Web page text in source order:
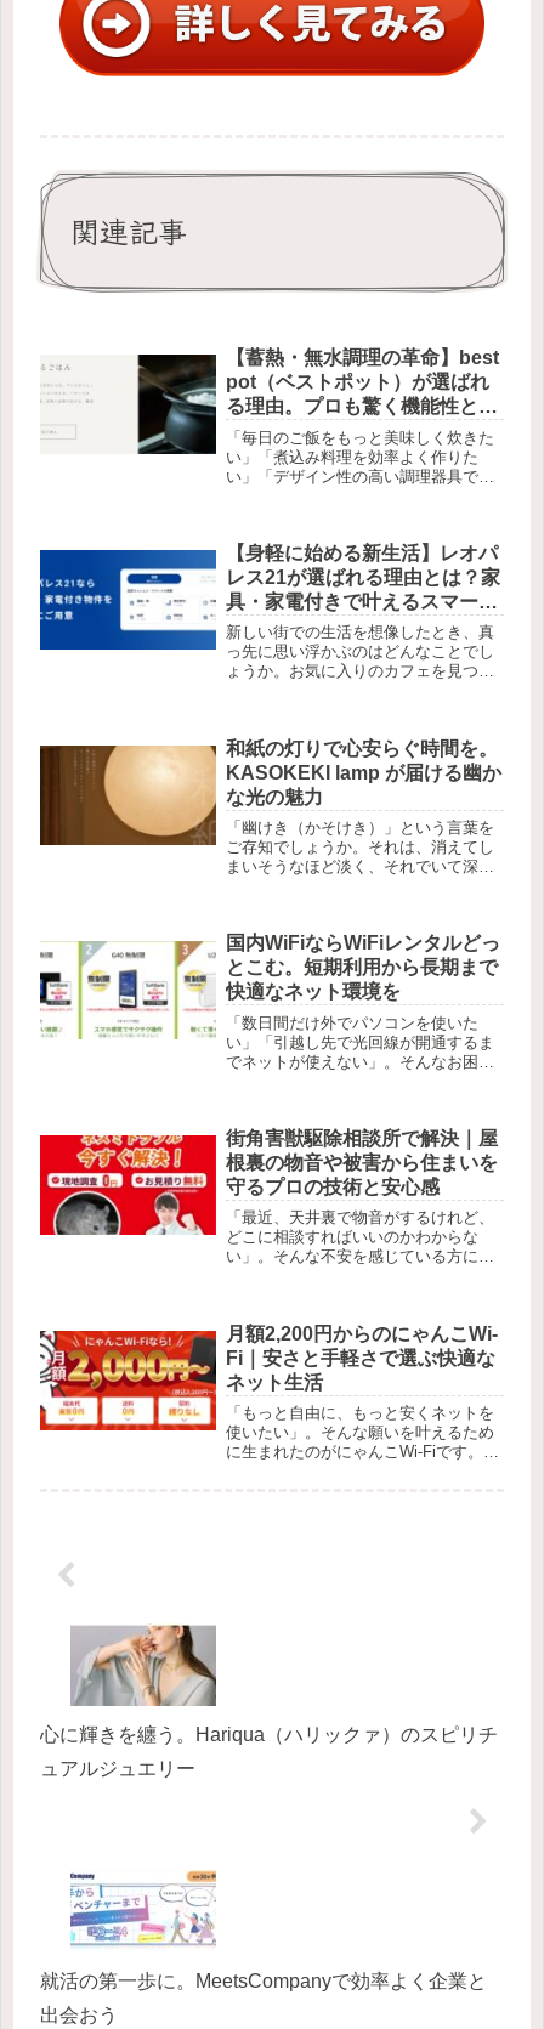
関連記事
【蓄熱・無水調理の革命】best
pot（ベストポット）が選ばれ
る理由。プロも驚く機能性と、
日々の料理を贅沢にする魅力を
徹底解説
「毎日のご飯をもっと美味しく炊きた
い」「煮込み料理を効率よく作りた
い」「デザイン性の高い調理器具でキ
き）と、精密な金属加工技術が融合し
て生ま...
【身軽に始める新生活】レオパ
レス21が選ばれる理由とは？家
具・家電付きで叶えるスマート
で安心な一人暮らしガイド
新しい街での生活を想像したとき、真
っ先に思い浮かぶのはどんなことでし
ょうか。お気に入りのカフェを見つけ
送の手配など、やるべきことに追われ
てしま...
和紙の灯りで心安らぐ時間を。
KASOKEKI lamp が届ける幽か
な光の魅力
「幽けき（かそけき）」という言葉を
ご存知でしょうか。それは、消えてし
まいそうなほど淡く、それでいて深い
そこにある、そんな優しい...
国内WiFiならWiFiレンタルどっ
とこむ。短期利用から長期まで
快適なネット環境を
「数日間だけ外でパソコンを使いた
い」「引越し先で光回線が開通するま
でネットが使えない」。そんなお困り
便利なサービスです。日本国内専...
街角害獣駆除相談所で解決｜屋
根裏の物音や被害から住まいを
守るプロの技術と安心感
「最近、天井裏で物音がするけれど、
どこに相談すればいいのかわからな
い」。そんな不安を感じている方にこ
住み着くだけでなく、お家の断熱材を
壊した...
月額2,200円からのにゃんこWi-
Fi｜安さと手軽さで選ぶ快適な
ネット生活
「もっと自由に、もっと安くネットを
使いたい」。そんな願いを叶えるため
に生まれたのがにゃんこWi-Fiです。名
心に輝きを纏う。Hariqua（ハリックァ）のスピリチ
ュアルジュエリー
就活の第一歩に。MeetsCompanyで効率よく企業と
出会おう